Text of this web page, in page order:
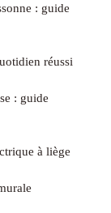
: guide
réussi
: guide
à liège